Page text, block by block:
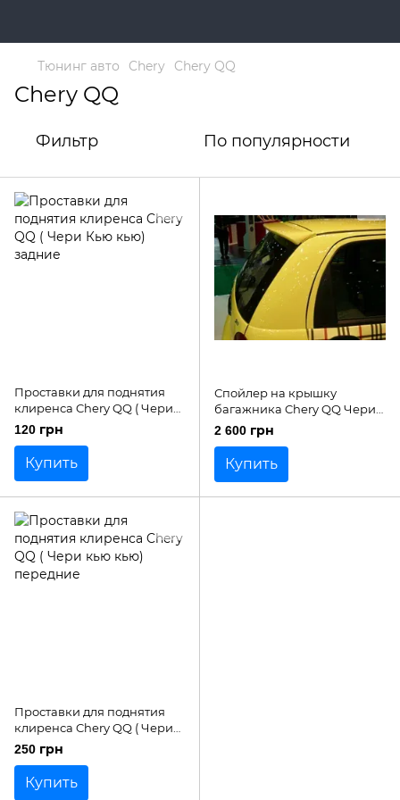
Тюнинг авто Chery Chery QQ
Chery QQ
Фильтр По популярности
Проставки для поднятия
клиренса Chery QQ ( Чери
Кью кью) задние
120 грн
Купить
Спойлер на крышку
багажника Chery QQ Чери
кью-кью
2 600 грн
Купить
Проставки для поднятия
клиренса Chery QQ ( Чери
кью кью) передние
250 грн
Купить